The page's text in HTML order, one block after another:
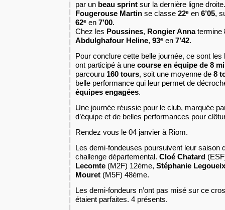
par un beau sprint sur la dernière ligne
Fougerouse Martin se classe 22ᵉ en 6’05,
62ᵉ en 7’00.
Chez les Poussines, Rongier Annatermine
Abdulghafour Heline, 93ᵉ en 7’42.
Pour conclure cette belle journée, ce sont les
ont participé à une course en équipe de 8
parcouru 160 tours, soit une moyenne de 8
belle performance qui leur permet de
équipes engagées.
Une journée réussie pour le club, marquée
d’équipe et de belles performances pour
Rendez vous le 04 janvier à Riom.
Les demi-fondeuses poursuivent leur saison
challenge départemental. Cloé Chatard
Lecomte (M2F) 12ème, Stéphanie Legoueix
Mouret (M5F) 48ème.
Les demi-fondeurs n’ont pas misé sur ce
étaient parfaites. 4 présents.